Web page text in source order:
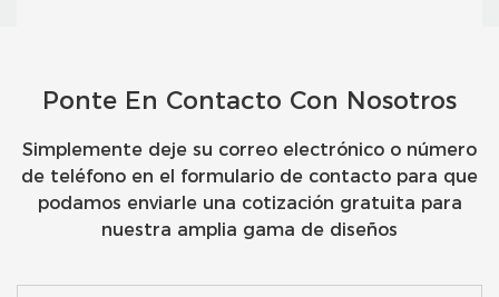
Ponte En Contacto Con Nosotros
Simplemente deje su correo electrónico o número
de teléfono en el formulario de contacto para que
podamos enviarle una cotización gratuita para
nuestra amplia gama de diseños